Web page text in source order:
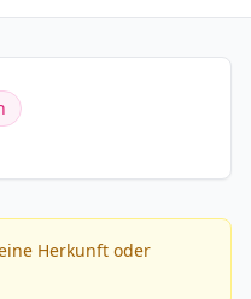
Herkunft oder